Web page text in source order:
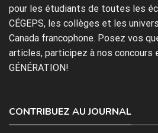
pour les étudiants de toutes les
CÉGEPS, les collèges et les
Canada francophone. Posez vos
articles, participez à nos concours
GÉNÉRATION!
CONTRIBUEZ AU JOURNAL